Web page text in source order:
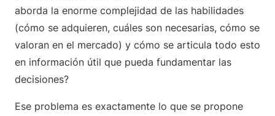
aborda la enorme complejidad de las habilidades
(cómo se adquieren, cuáles son necesarias, cómo se
valoran en el mercado) y cómo se articula todo esto
en información útil que pueda fundamentar las
decisiones?
Ese problema es exactamente lo que se propone